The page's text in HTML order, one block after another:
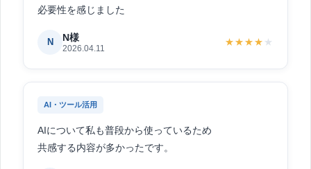
必要性を感じました
N N様
2026.04.11
★★★★ ★
AI・ツール活用
AIについて私も普段から使っているため
共感する内容が多かったです。